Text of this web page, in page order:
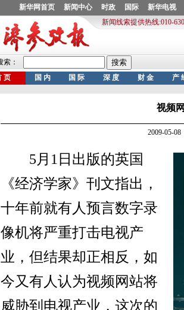
视频
2009-05-
5月1日出版的英国
《经济学家》刊文指出，
十年前就有人预言数字录
像机将严重打击电视产
业，但结果却正相反，如
今又有人认为视频网站将
威胁到电视产业，这次的